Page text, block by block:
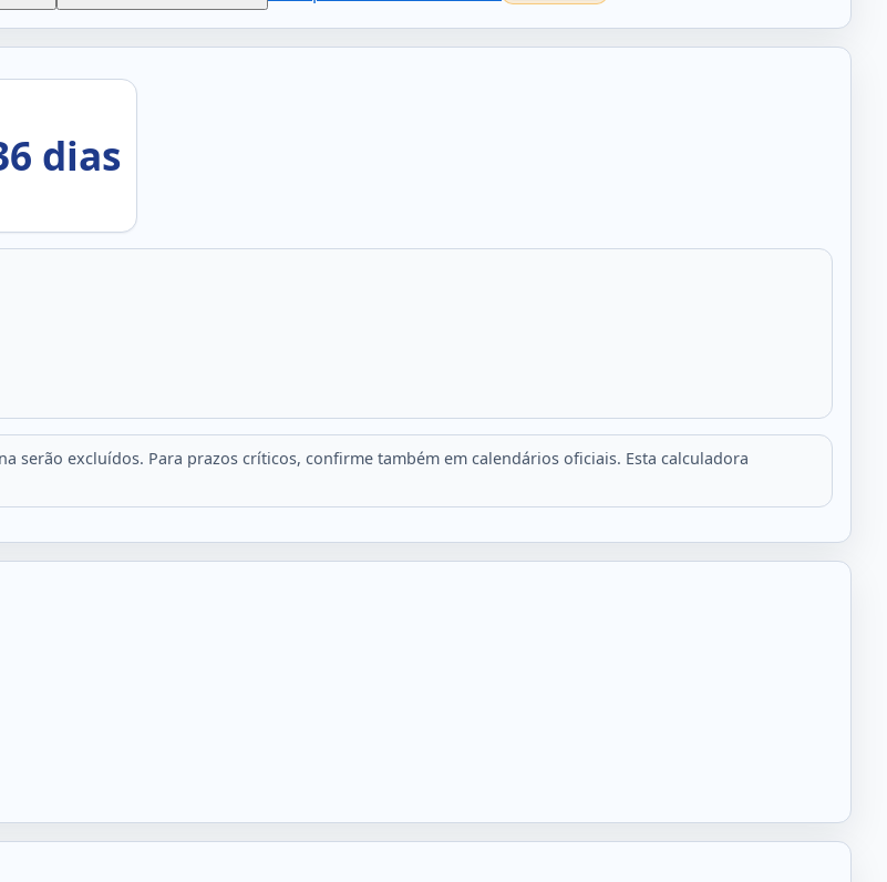
dias
serão excluídos. Para prazos críticos, confirme também em calendários oficiais. Esta calculadora